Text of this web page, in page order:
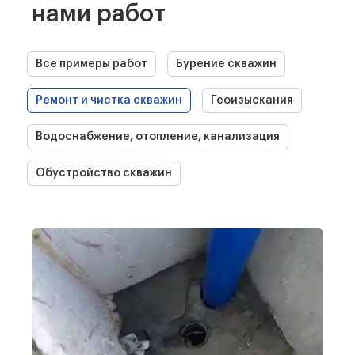
нами работ
Все примеры работ Бурение скважин
Ремонт и чистка скважин Геоизыскания
Водоснабжение, отопление, канализация
Обустройство скважин